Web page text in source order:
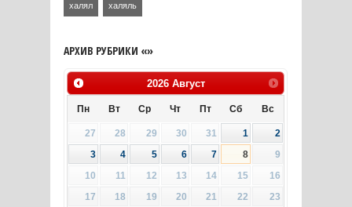
халял халяль
АРХИВ РУБРИКИ «»
2026 Август
Пн Вт Ср Чт Пт Сб Вс
27 28 29 30 31 1
2
3
4 5 6 7 8
9
10
11 12 13 14 15
16
17
18 19 20 21 22
23